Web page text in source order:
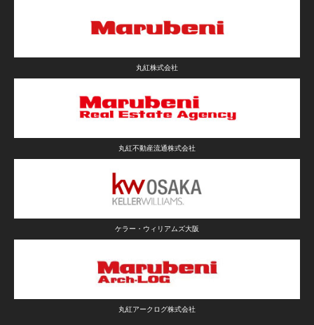
丸紅株式会社
丸紅不動産流通株式会社
ケラー・ウィリアムズ大阪
丸紅アークログ株式会社